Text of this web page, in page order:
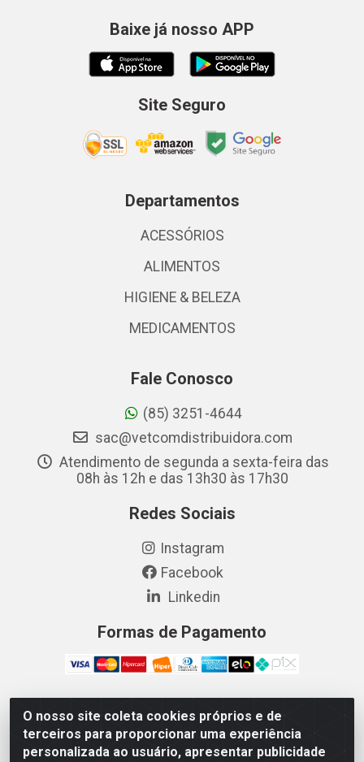
O nosso site coleta cookies próprios e de
terceiros para proporcionar uma experiência
personalizada ao usuário, apresentar publicidade
Baixe já nosso APP
Site Seguro
Departamentos
ACESSÓRIOS
ALIMENTOS
HIGIENE & BELEZA
MEDICAMENTOS
Fale Conosco
(85) 3251-4644
sac@vetcomdistribuidora.com
Atendimento de segunda a sexta-feira das
08h às 12h e das 13h30 às 17h30
Redes Sociais
Instagram
Facebook
Linkedin
Formas de Pagamento
Vetcom Distribuidora de Rações LTDA - Rua Maximiano
Barreto, 1040 - Barroso, Fortaleza/CE - CEP 60.863-260